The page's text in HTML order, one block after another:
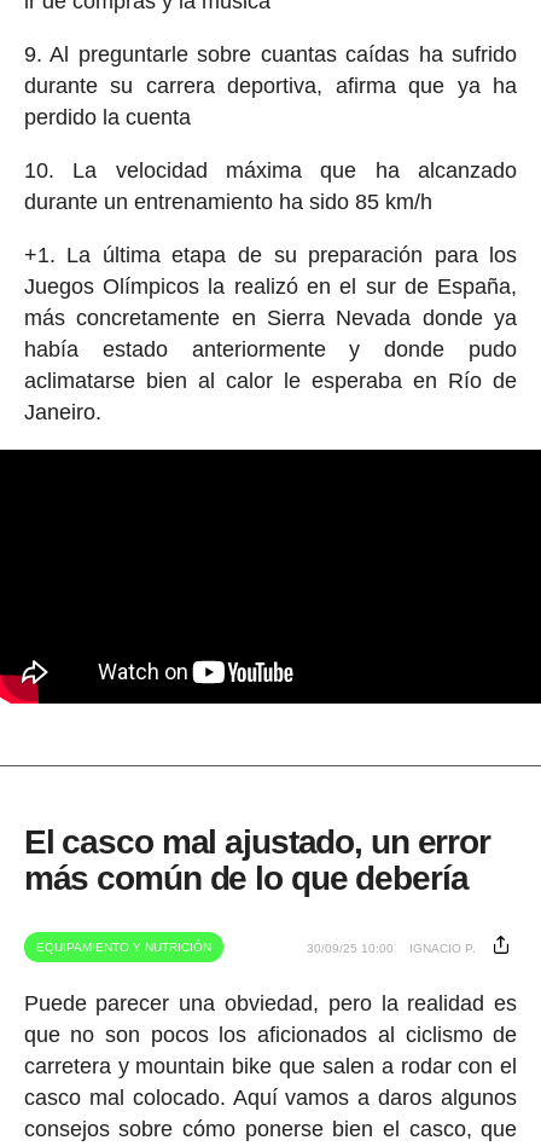
9. Al preguntarle sobre cuantas caídas ha sufrido
durante su carrera deportiva, afirma que ya ha
perdido la cuenta
10. La velocidad máxima que ha alcanzado
durante un entrenamiento ha sido 85 km/h
+1. La última etapa de su preparación para los
Juegos Olímpicos la realizó en el sur de España,
más concretamente en Sierra Nevada donde ya
había estado anteriormente y donde pudo
aclimatarse bien al calor le esperaba en Río de
Janeiro.
El casco mal ajustado, un error
más común de lo que debería
EQUIPAMIENTO Y NUTRICIÓN 30/09/25 10:00 IGNACIO P.
Puede parecer una obviedad, pero la realidad es
que no son pocos los aficionados al ciclismo de
carretera y mountain bike que salen a rodar con el
casco mal colocado. Aquí vamos a daros algunos
consejos sobre cómo ponerse bien el casco, que